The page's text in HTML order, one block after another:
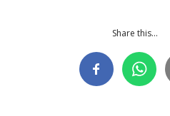
Share this...